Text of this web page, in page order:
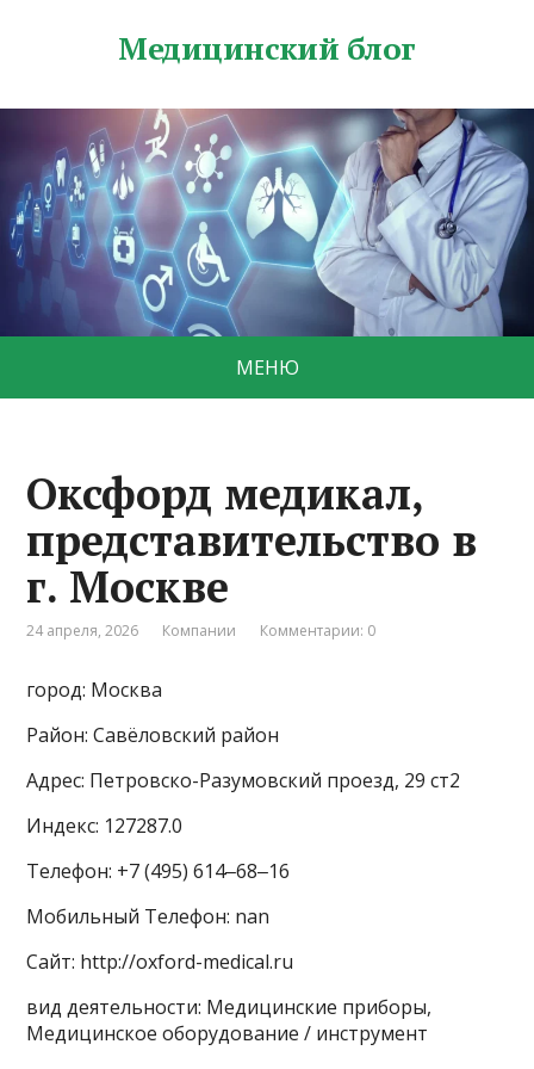
Медицинский блог
МЕНЮ
Оксфорд медикал,
представительство в
г. Москве
24 апреля, 2026 Компании Комментарии: 0
город: Москва
Район: Савёловский район
Адрес: Петровско-Разумовский проезд, 29 ст2
Индекс: 127287.0
Телефон: +7 (495) 614‒68‒16
Мобильный Телефон: nan
Сайт: http://oxford-medical.ru
вид деятельности: Медицинские приборы,
Медицинское оборудование / инструмент